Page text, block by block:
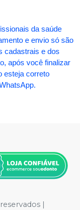
da saúde
e envio só são
cadastrais e dos
após você finalizar
esteja correto
|